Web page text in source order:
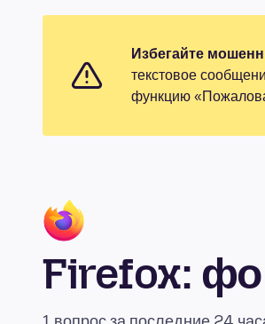
Избегайте
текстовое
функцию
Firefox: